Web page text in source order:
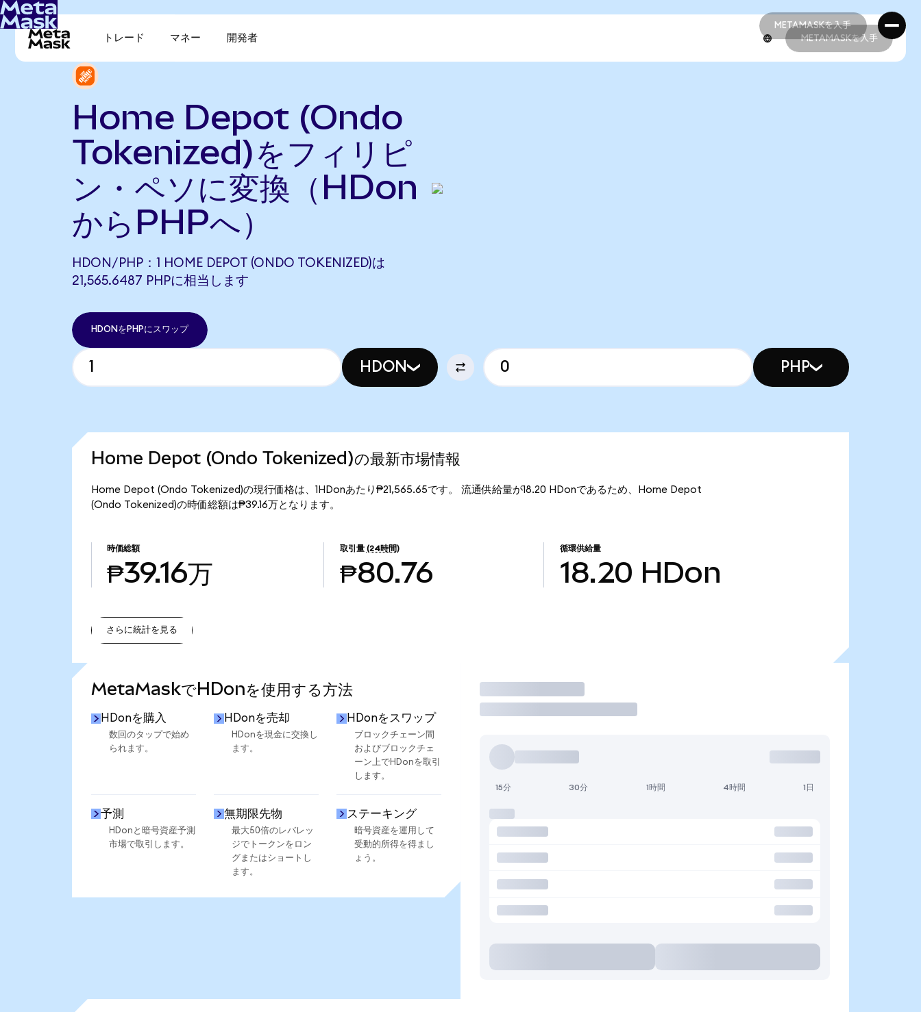
METAMASKを入手
METAMASKを入手
トレード マネー 開発者 METAMASKを入手
Home Depot (Ondo
Tokenized)をフィリピ
ン・ペソに変換（HDon
からPHPへ）
HDON/PHP：1 HOME DEPOT (ONDO TOKENIZED)は
21,565.6487 PHPに相当します
HDONをPHPにスワップ
HDON PHP
Home Depot (Ondo Tokenized)の最新市場情報
Home Depot (Ondo Tokenized)の現行価格は、1HDonあたり₱21,565.65です。 流通供給量が18.20 HDonであるため、Home Depot
(Ondo Tokenized)の時価総額は₱39.16万となります。
時価総額
₱39.16万
取引量 (24時間)
₱80.76
循環供給量
18.20 HDon
さらに統計を見る
MetaMaskでHDonを使用する方法
HDonを購入
数回のタップで始め
られます。
HDonを売却
HDonを現金に交換し
ます。
HDonをスワップ
ブロックチェーン間
およびブロックチェ
ーン上でHDonを取引
します。
予測
HDonと暗号資産予測
市場で取引します。
無期限先物
最大50倍のレバレッ
ジでトークンをロン
グまたはショートし
ます。
ステーキング
暗号資産を運用して
受動的所得を得まし
ょう。
取引
15分 30分 1時間 4時間 1日